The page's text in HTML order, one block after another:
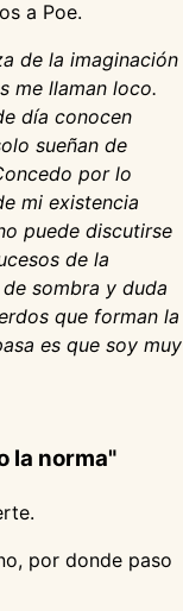
a Poe.
de la imaginación
me llaman loco.
día conocen
sueñan de
por lo
mi existencia
puede discutirse
de la
sombra y duda
que forman la
es que soy muy
la norma"
por donde paso